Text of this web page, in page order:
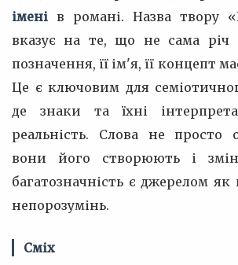
імені в романі. Назва твору
вказує на те, що не сама річ
позначення, її ім'я, її концепт
Це є ключовим для
де знаки та їхні
реальність. Слова не просто
вони його створюють і
багатозначність є джерелом як
непорозумінь.
Сміх